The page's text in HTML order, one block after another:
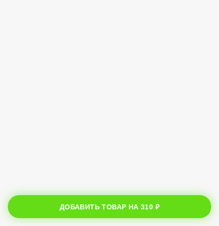
ДОБАВИТЬ ТОВАР НА310 ₽